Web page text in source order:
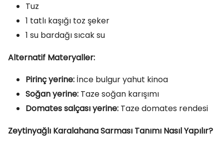
Tuz
1 tatlı kaşığı toz şeker
1 su bardağı sıcak su
Alternatif Materyaller:
Pirinç yerine: İnce bulgur yahut kinoa
Soğan yerine: Taze soğan karışımı
Domates salçası yerine: Taze domates rendesi
Zeytinyağlı Karalahana Sarması Tanımı Nasıl Yapılır?